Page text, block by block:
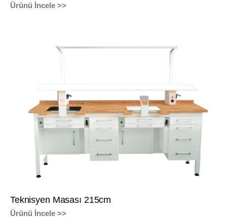
Ürünü İncele >>
Teknisyen Masası 215cm
Ürünü İncele >>